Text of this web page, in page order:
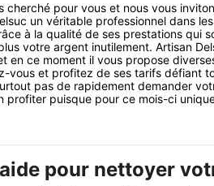
cherché pour vous et nous vous
un véritable professionnel dans
à la qualité de ses prestations qui
votre argent inutilement. Artisan
en ce moment il vous propose
vous et profitez de ses tarifs défiant
pas de rapidement demander
profiter puisque pour ce mois-ci
pour nettoyer